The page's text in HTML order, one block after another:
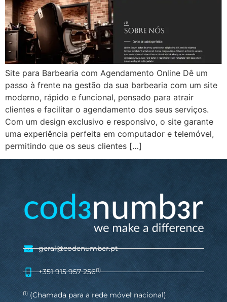
Site para Barbearia com Agendamento Online Dê um
passo à frente na gestão da sua barbearia com um site
moderno, rápido e funcional, pensado para atrair
clientes e facilitar o agendamento dos seus serviços.
Com um design exclusivo e responsivo, o site garante
uma experiência perfeita em computador e telemóvel,
permitindo que os seus clientes […]
geral@codenumber.pt
+351 915 957 256(1)
(1)(Chamada para a rede móvel nacional)